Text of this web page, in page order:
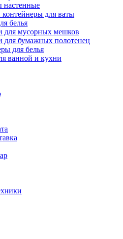
настенные
для ваты
белья
для мусорных мешков
для бумажных полотенец
для белья
ванной и кухни